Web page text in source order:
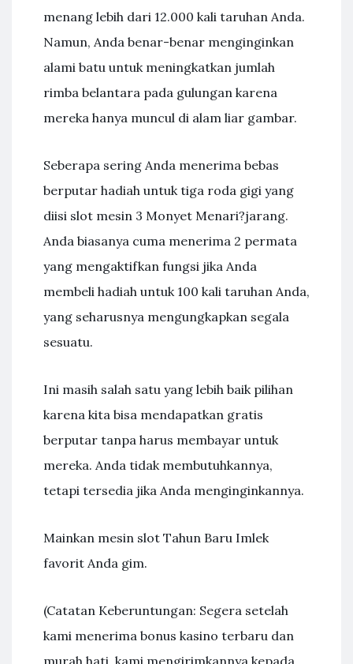
menang lebih dari 12.000 kali taruhan Anda.
Namun, Anda benar-benar menginginkan
alami batu untuk meningkatkan jumlah
rimba belantara pada gulungan karena
mereka hanya muncul di alam liar gambar.
Seberapa sering Anda menerima bebas
berputar hadiah untuk tiga roda gigi yang
diisi slot mesin 3 Monyet Menari?jarang.
Anda biasanya cuma menerima 2 permata
yang mengaktifkan fungsi jika Anda
membeli hadiah untuk 100 kali taruhan Anda,
yang seharusnya mengungkapkan segala
sesuatu.
Ini masih salah satu yang lebih baik pilihan
karena kita bisa mendapatkan gratis
berputar tanpa harus membayar untuk
mereka. Anda tidak membutuhkannya,
tetapi tersedia jika Anda menginginkannya.
Mainkan mesin slot Tahun Baru Imlek
favorit Anda gim.
(Catatan Keberuntungan: Segera setelah
kami menerima bonus kasino terbaru dan
murah hati, kami mengirimkannya kepada